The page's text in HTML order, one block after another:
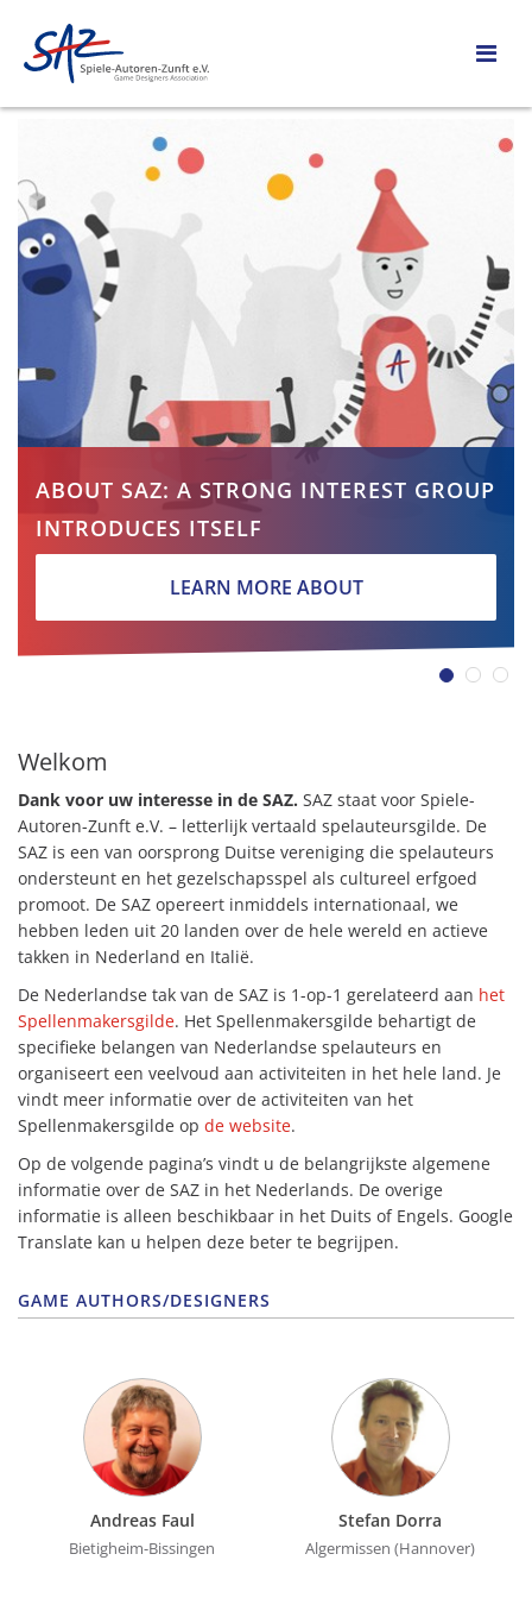
ABOUT SAZ: A STRONG INTEREST GROUP
INTRODUCES ITSELF
LEARN MORE ABOUT
Welkom
Dank voor uw interesse in de SAZ. SAZ staat voor Spiele-
Autoren-Zunft e.V. – letterlijk vertaald spelauteursgilde. De
SAZ is een van oorsprong Duitse vereniging die spelauteurs
ondersteunt en het gezelschapsspel als cultureel erfgoed
promoot. De SAZ opereert inmiddels internationaal, we
hebben leden uit 20 landen over de hele wereld en actieve
takken in Nederland en Italië.
De Nederlandse tak van de SAZ is 1-op-1 gerelateerd aan het
Spellenmakersgilde. Het Spellenmakersgilde behartigt de
specifieke belangen van Nederlandse spelauteurs en
organiseert een veelvoud aan activiteiten in het hele land. Je
vindt meer informatie over de activiteiten van het
Spellenmakersgilde op de website.
Op de volgende pagina’s vindt u de belangrijkste algemene
informatie over de SAZ in het Nederlands. De overige
informatie is alleen beschikbaar in het Duits of Engels. Google
Translate kan u helpen deze beter te begrijpen.
GAME AUTHORS/DESIGNERS
Andreas Faul
Bietigheim-Bissingen
Stefan Dorra
Algermissen (Hannover)